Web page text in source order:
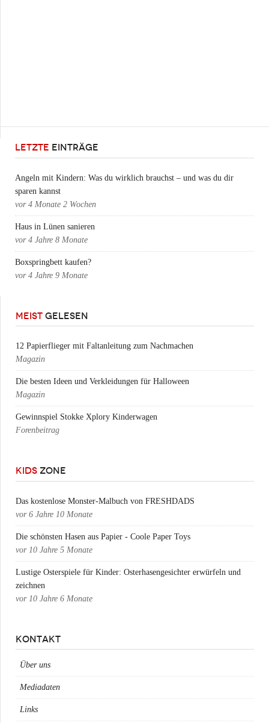
LETZTE EINTRÄGE
Angeln mit Kindern: Was du wirklich brauchst – und was du dir
sparen kannst
vor 4 Monate 2 Wochen
Haus in Lünen sanieren
vor 4 Jahre 8 Monate
Boxspringbett kaufen?
vor 4 Jahre 9 Monate
MEIST GELESEN
12 Papierflieger mit Faltanleitung zum Nachmachen
Magazin
Die besten Ideen und Verkleidungen für Halloween
Magazin
Gewinnspiel Stokke Xplory Kinderwagen
Forenbeitrag
KIDS ZONE
Das kostenlose Monster-Malbuch von FRESHDADS
vor 6 Jahre 10 Monate
Die schönsten Hasen aus Papier - Coole Paper Toys
vor 10 Jahre 5 Monate
Lustige Osterspiele für Kinder: Osterhasengesichter erwürfeln und
zeichnen
vor 10 Jahre 6 Monate
KONTAKT
Über uns
Mediadaten
Links